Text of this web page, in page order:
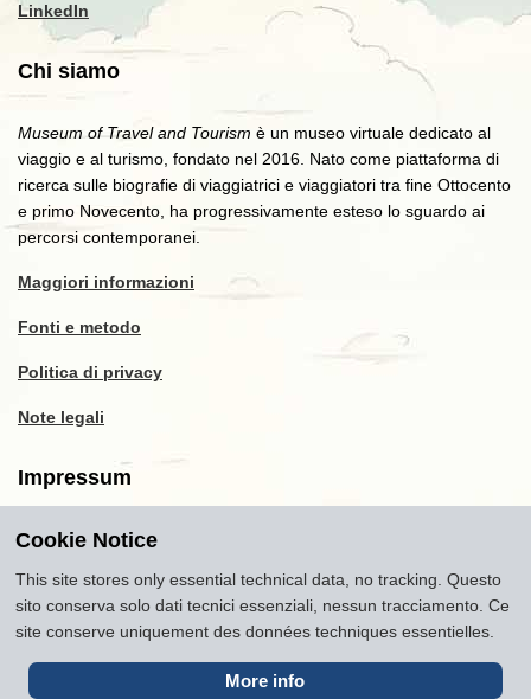
LinkedIn
Chi siamo
Museum of Travel and Tourism è un museo virtuale dedicato al
viaggio e al turismo, fondato nel 2016. Nato come piattaforma di
ricerca sulle biografie di viaggiatrici e viaggiatori tra fine Ottocento
e primo Novecento, ha progressivamente esteso lo sguardo ai
percorsi contemporanei.
Maggiori informazioni
Fonti e metodo
Politica di privacy
Note legali
Impressum
Copyright2016-2026
museumoftravel.org"
InfoDeveloped bywww.rhpositive.net. IconsFont Awesome.
Translations Openai ChatGPT. Images Midjourney and ChatGPT,
unless otherwise specified
Cookie Notice
This site stores only essential technical data, no tracking. Questo
sito conserva solo dati tecnici essenziali, nessun tracciamento. Ce
site conserve uniquement des données techniques essentielles.
More info